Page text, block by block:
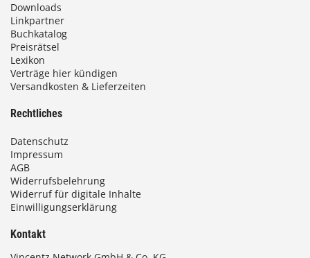
Downloads
Linkpartner
Buchkatalog
Preisrätsel
Lexikon
Verträge hier kündigen
Versandkosten & Lieferzeiten
Rechtliches
Datenschutz
Impressum
AGB
Widerrufsbelehrung
Widerruf für digitale Inhalte
Einwilligungserklärung
Kontakt